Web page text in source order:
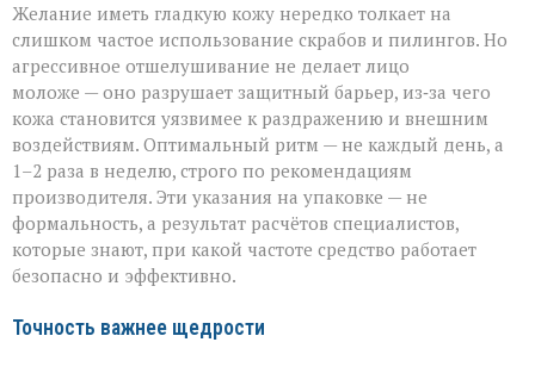
Желание иметь гладкую кожу нередко толкает на
слишком частое использование скрабов и пилингов. Но
агрессивное отшелушивание не делает лицо
моложе — оно разрушает защитный барьер, из‑за чего
кожа становится уязвимее к раздражению и внешним
воздействиям. Оптимальный ритм — не каждый день, а
1–2 раза в неделю, строго по рекомендациям
производителя. Эти указания на упаковке — не
формальность, а результат расчётов специалистов,
которые знают, при какой частоте средство работает
безопасно и эффективно.
Точность важнее щедрости